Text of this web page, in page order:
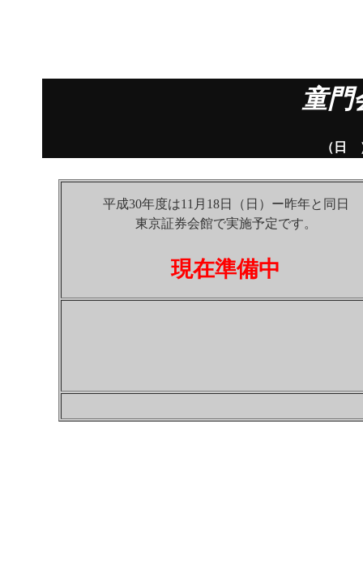
童門
（日
平成30年度は11月18日（日）ー昨年と同日
東京証券会館で実施予定です。
現在準備中